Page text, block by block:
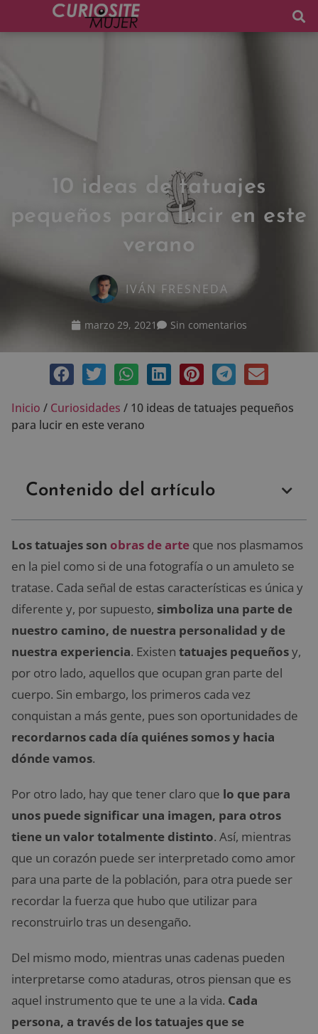
10 ideas de tatuajes
pequeños para lucir en este
verano
IVÁN FRESNEDA
marzo 29, 2021 Sin comentarios
Inicio / Curiosidades / 10 ideas de tatuajes pequeños
para lucir en este verano
Contenido del artículo
Los tatuajes son obras de arte que nos plasmamos
en la piel como si de una fotografía o un amuleto se
tratase. Cada señal de estas características es única y
diferente y, por supuesto, simboliza una parte de
nuestro camino, de nuestra personalidad y de
nuestra experiencia. Existen tatuajes pequeñosy,
por otro lado, aquellos que ocupan gran parte del
cuerpo. Sin embargo, los primeros cada vez
conquistan a más gente, pues son oportunidades de
recordarnos cada día quiénes somos y hacia
dónde vamos.
Por otro lado, hay que tener claro que lo que para
unos puede significar una imagen, para otros
tiene un valor totalmente distinto. Así, mientras
que un corazón puede ser interpretado como amor
para una parte de la población, para otra puede ser
recordar la fuerza que hubo que utilizar para
reconstruirlo tras un desengaño.
Del mismo modo, mientras unas cadenas pueden
interpretarse como ataduras, otros piensan que es
aquel instrumento que te une a la vida. Cada
persona, a través de los tatuajes que se